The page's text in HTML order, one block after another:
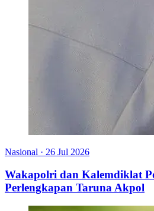
Nasional · 26 Jul 2026
Wakapolri dan Kalemdiklat
Perlengkapan Taruna Akpol